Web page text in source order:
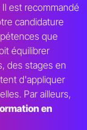
est recommandé
candidature
que
équilibrer
des stages en
d'appliquer
Par ailleurs,
en